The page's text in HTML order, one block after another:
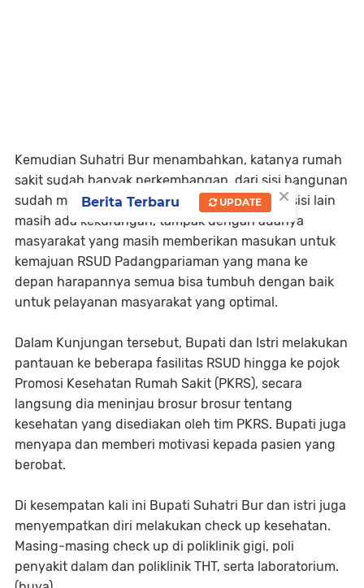
Kemudian Suhatri Bur menambahkan, katanya rumah
sakit sudah banyak perkembangan, dari sisi bangunan
sudah meningkat, tetapi ia juga harus jujur disisi lain
masih ada kekurangan, tampak dengan adanya
masyarakat yang masih memberikan masukan untuk
kemajuan RSUD Padangpariaman yang mana ke
depan harapannya semua bisa tumbuh dengan baik
untuk pelayanan masyarakat yang optimal.
Dalam Kunjungan tersebut, Bupati dan Istri melakukan
pantauan ke beberapa fasilitas RSUD hingga ke pojok
Promosi Kesehatan Rumah Sakit (PKRS), secara
langsung dia meninjau brosur brosur tentang
kesehatan yang disediakan oleh tim PKRS. Bupati juga
menyapa dan memberi motivasi kepada pasien yang
berobat.
Di kesempatan kali ini Bupati Suhatri Bur dan istri juga
menyempatkan diri melakukan check up kesehatan.
Masing-masing check up di poliklinik gigi, poli
penyakit dalam dan poliklinik THT, serta laboratorium.
×
Berita Terbaru UPDATE